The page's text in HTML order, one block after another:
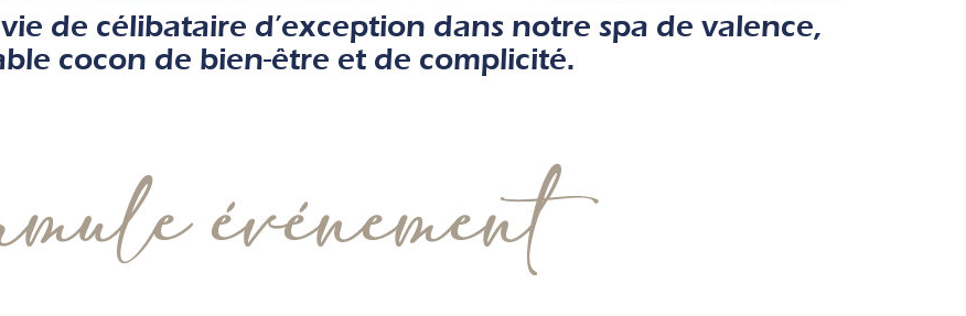
de célibataire d’exception dans notre spa de valence,
cocon de bien-être et de complicité.